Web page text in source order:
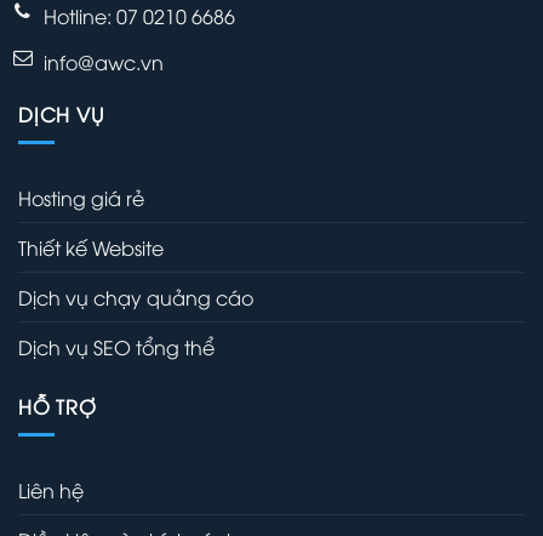
Hotline: 07 0210 6686
info@awc.vn
DỊCH VỤ
Hosting giá rẻ
Thiết kế Website
Dịch vụ chạy quảng cáo
Dịch vụ SEO tổng thể
HỖ TRỢ
Liên hệ